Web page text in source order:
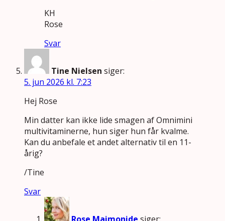
KH
Rose
Svar
Tine Nielsen siger:
5. jun 2026 kl. 7:23
Hej Rose
Min datter kan ikke lide smagen af Omnimini
multivitaminerne, hun siger hun får kvalme.
Kan du anbefale et andet alternativ til en 11-
årig?
/Tine
Svar